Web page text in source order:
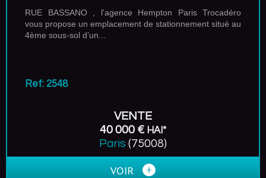
RUE BASSANO , l'agence Hempton Paris Trocadéro
vous propose un emplacement de stationnement situé au
4ème sous-sol d’un...
Ref: 2548
VENTE
40 000 € HAI*
Paris (75008)
VOIR